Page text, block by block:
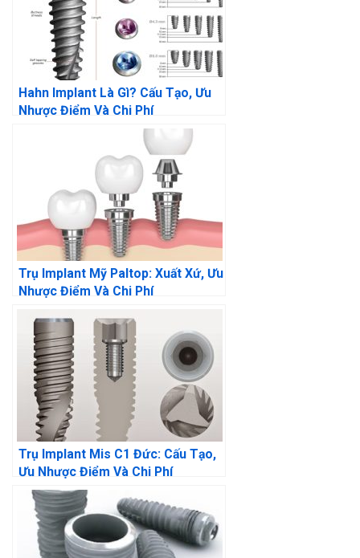
Hahn Implant Là Gì? Cấu Tạo, Ưu
Nhược Điểm Và Chi Phí
Trụ Implant Mỹ Paltop: Xuất Xứ, Ưu
Nhược Điểm Và Chi Phí
Trụ Implant Mis C1 Đức: Cấu Tạo,
Ưu Nhược Điểm Và Chi Phí